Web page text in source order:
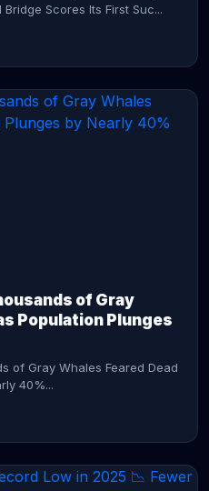
Scores Its First Suc...
of Gray
Population Plunges
of Gray Whales Feared Dead
40%...